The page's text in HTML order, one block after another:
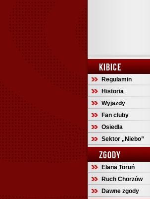
KIBICE
Regulamin
Historia
Wyjazdy
Fan cluby
Osiedla
Sektor „Niebo”
ZGODY
Elana Toruń
Ruch Chorzów
Dawne zgody